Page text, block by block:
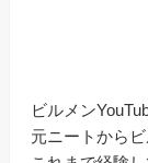
ビルメン
元ニートから